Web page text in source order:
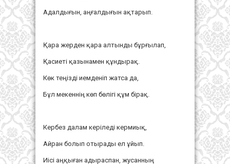
Адалдығын, аңғалдығын ақтарып.
Қара жерден қара алтынды бұрғылап,
Қасиеті қазынамен құндырақ.
Көк теңізді иемденіп жатса да,
Бұл мекеннің көп бөлігі құм бірақ.
Кербез далам керіледі кермиық,
Айран болып отырады ел ұйып.
Иісі аңқыған адыраспан, жусанның